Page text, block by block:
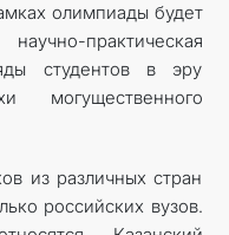
олимпиады будет
практическая
студентов в эру
могущественного
из различных стран
российских вузов.